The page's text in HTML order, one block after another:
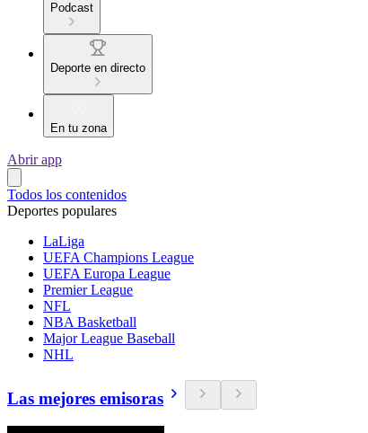
Podcast
Deporte en directo
En tu zona
Abrir app
Todos los contenidos
Deportes populares
LaLiga
UEFA Champions League
UEFA Europa League
Premier League
NFL
NBA Basketball
Major League Baseball
NHL
Las mejores emisoras